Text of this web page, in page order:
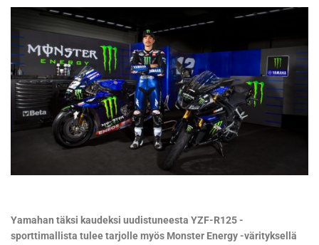
Yamahan täksi kaudeksi uudistuneesta YZF-R125 -
sporttimallista tulee tarjolle myös Monster Energy -värityksellä